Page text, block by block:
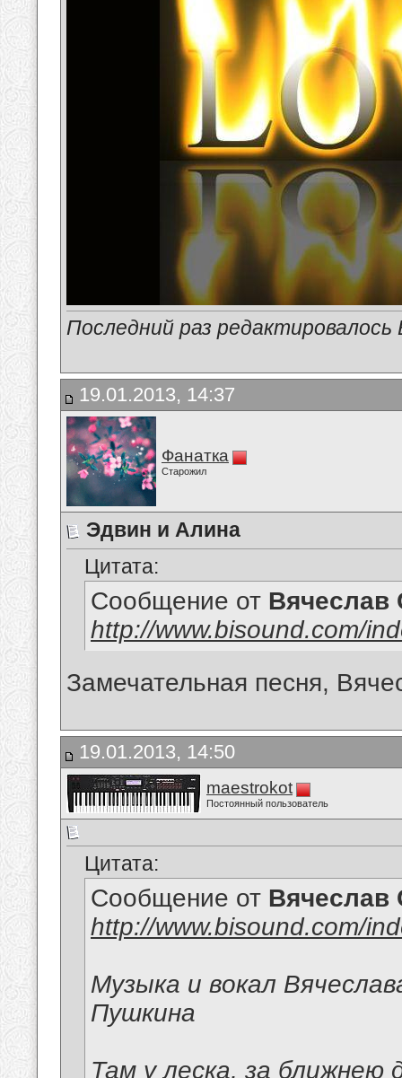
Последний раз
19.01.2013, 14:37
Фанатка
Старожил
Эдвин и Алина
Цитата:
Сообщение от Вячеслав
http://www.bisound.com/
Замечательная песня,
19.01.2013, 14:50
maestrokot
Постоянный пользователь
Цитата:
Сообщение от Вячеслав
http://www.bisound.com/
Музыка и вокал
Пушкина
Там у леска, за ближнею